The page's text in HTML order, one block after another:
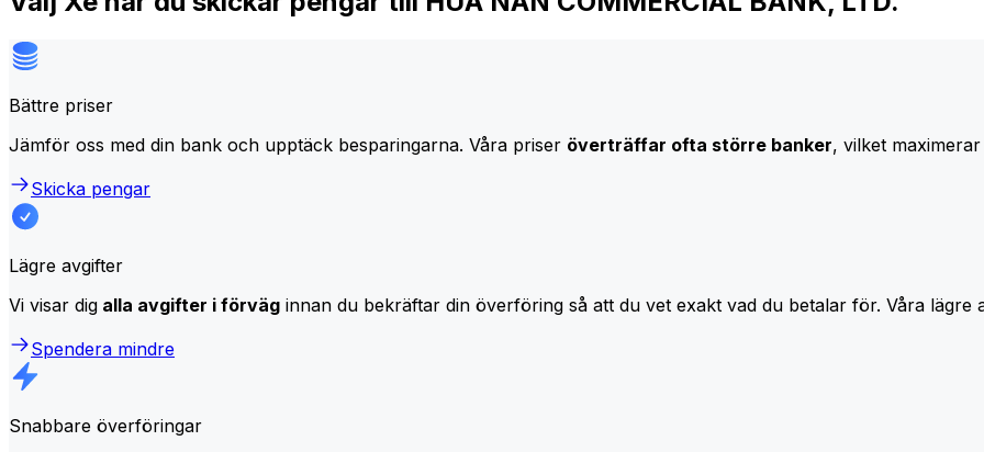
Bättre priser
Jämför oss med din bank och upptäck besparingarna. Våra priser överträffar ofta större banker, vilket
Skicka pengar
Lägre avgifter
Vi visar dig alla avgifter i förväg innan du bekräftar din överföring så att du vet exakt vad du betalar för. Våra lägre
Spendera mindre
Snabbare överföringar